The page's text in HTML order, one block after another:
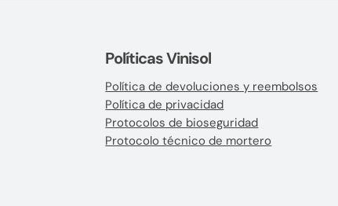
Políticas Vinisol
Política de devoluciones y reembolsos
Política de privacidad
Protocolos de bioseguridad
Protocolo técnico de mortero